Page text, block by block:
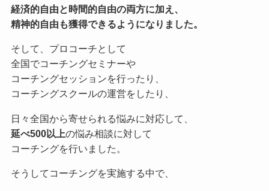
経済的自由と時間的自由の両方に加え、
精神的自由も獲得できるようになりました。
そして、プロコーチとして
全国でコーチングセミナーや
コーチングセッションを行ったり、
コーチングスクールの運営をしたり、
日々全国から寄せられる悩みに対応して、
延べ500以上の悩み相談に対して
コーチングを行いました。
そうしてコーチングを実施する中で、